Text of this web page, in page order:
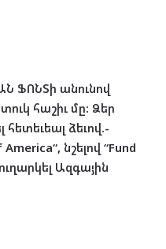
ՖՈՆՏի անունով
հաշիւ մը: Ձեր
հետեւեալ ձեւով.-
America“, նշելով “Fund
ուղարկել Ազգային